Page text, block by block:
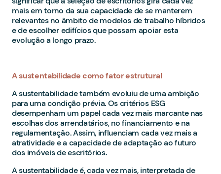
mais em torno da sua capacidade de se manterem
relevantes no âmbito de modelos de trabalho híbridos
e de escolher edifícios que possam apoiar esta
evolução a longo prazo.
A sustentabilidade como fator estrutural
A sustentabilidade também evoluiu de uma ambição
para uma condição prévia. Os critérios ESG
desempenham um papel cada vez mais marcante nas
escolhas dos arrendatários, no financiamento e na
regulamentação. Assim, influenciam cada vez mais a
atratividade e a capacidade de adaptação ao futuro
dos imóveis de escritórios.
A sustentabilidade é, cada vez mais, interpretada de